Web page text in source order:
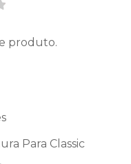
produto.
Para Classic